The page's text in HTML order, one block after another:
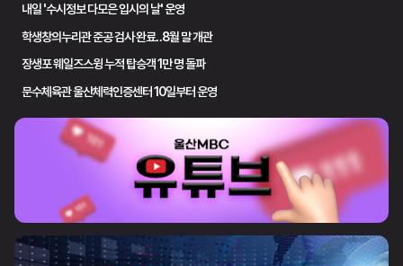
내일 '수시정보 다모은 입시의 날' 운영
학생창의누리관 준공 검사 완료‥8월 말 개관
장생포 웨일즈스윙 누적 탑승객 1만 명 돌파
문수체육관 울산체력인증센터 10일부터 운영